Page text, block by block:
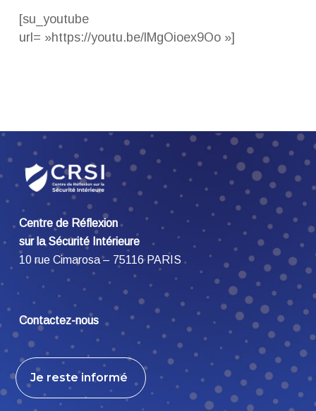
[su_youtube
url= »https://youtu.be/lMgOioex9Oo »]
Centre de Réflexion
sur la Sécurité Intérieure
10 rue Cimarosa – 75116 PARIS
Contactez-nous
Je reste informé